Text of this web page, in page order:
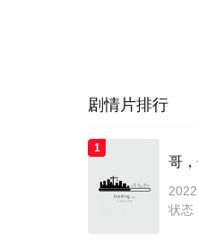
演员精
剧情片排行
1
哥
状态